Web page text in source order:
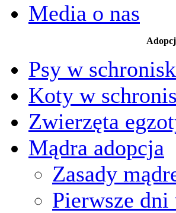
Media o nas
Psy w
Koty w
Zwierzęta
Mądra adopcja
Zasady
Pierwsze